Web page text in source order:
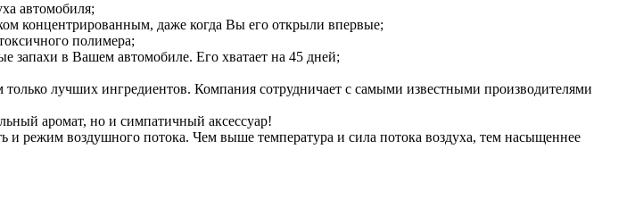
автомобиля;
концентрированным, даже когда Вы его открыли впервые;
полимера;
запахи в Вашем автомобиле. Его хватает на 45 дней;
лучших ингредиентов. Компания сотрудничает с самыми известными производителями
аромат, но и симпатичный аксессуар!
и режим воздушного потока. Чем выше температура и сила потока воздуха, тем насыщеннее